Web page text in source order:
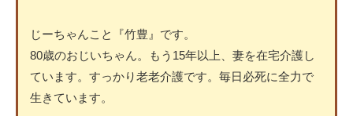
じーちゃんこと『竹豊』です。
80歳のおじいちゃん。もう15年以上、妻を在宅介護し
ています。すっかり老老介護です。毎日必死に全力で
生きています。